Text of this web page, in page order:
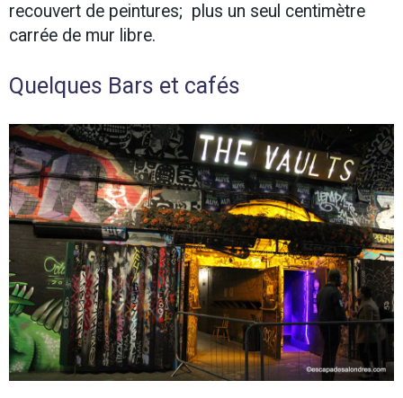
recouvert de peintures; plus un seul centimètre
carrée de mur libre.
Quelques Bars et cafés